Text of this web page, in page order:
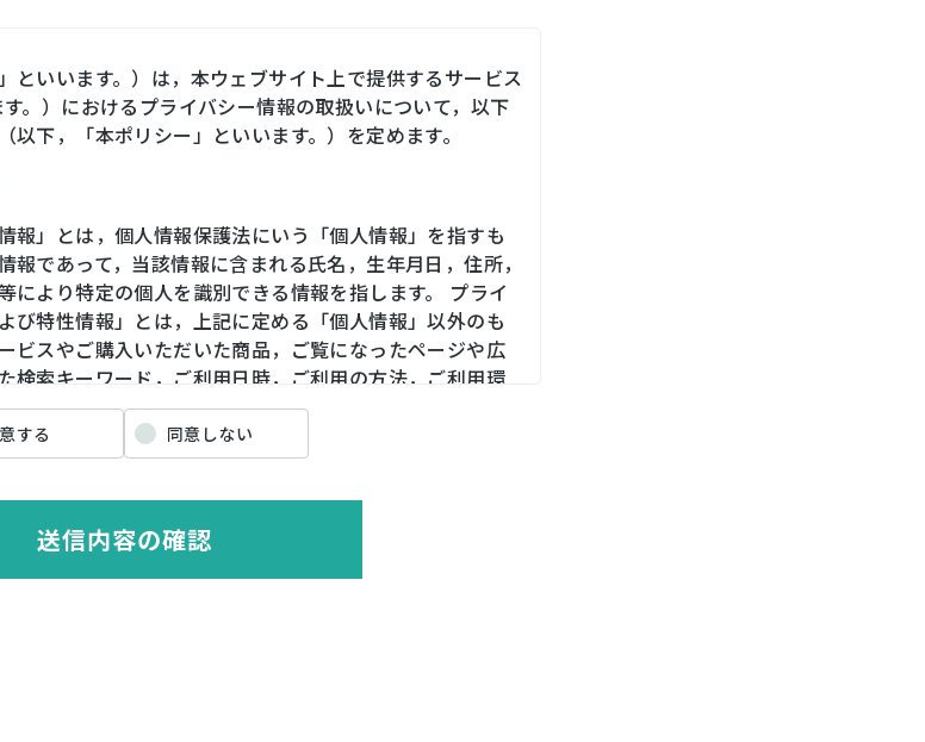
といいます。）は，本ウェブサイト上で提供するサービス
。）におけるプライバシー情報の取扱いについて，以下
下，「本ポリシー」といいます。）を定めます。
報」とは，個人情報保護法にいう「個人情報」を指すも
報であって，当該情報に含まれる氏名，生年月日，住所，
により特定の個人を識別できる情報を指します。 プライ
び特性情報」とは，上記に定める「個人情報」以外のも
ビスやご購入いただいた商品，ご覧になったページや広
検索キーワード，ご利用日時，ご利用の方法，ご利用環
，ユーザーのIPアドレス，クッキー情報，位置情報，端
。
収集方法）
る際に氏名，生年月日，住所，電話番号，メールアドレ
ード番号，運転免許証番号などの個人情報をお尋ねする
する 同意しない
送信内容の確認